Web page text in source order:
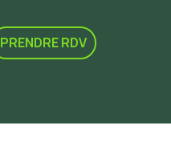
PRENDRE RDV